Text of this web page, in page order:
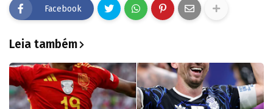
Facebook
Leia também